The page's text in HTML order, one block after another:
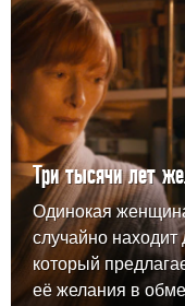
Три тысячи лет
Одинокая
случайно находит
который
её желания в